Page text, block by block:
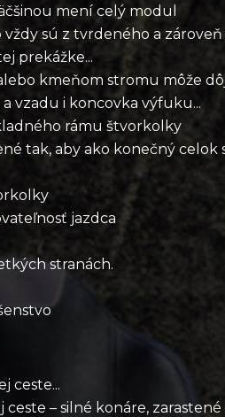
mení celý modul
sú z tvrdeného a
prekážke...
kmeňom stromu môže
vzadu i koncovka výfuku...
rámu štvorkolky
tak, aby ako konečný
jazdca
stranách.
ceste...
– silné konáre,